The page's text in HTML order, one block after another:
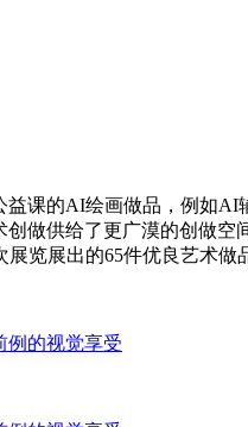
的AI绘画做品，例如AI
创做供给了更广漠的创做
览展出的65件优良艺术
例的视觉享受